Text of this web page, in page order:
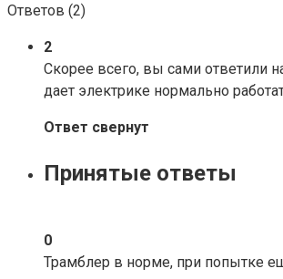
Ответов (2)
2
Скорее всего, вы сами ответили
дает электрике нормально
Ответ свернут
Принятые ответы
0
Трамблер в норме, при попытке